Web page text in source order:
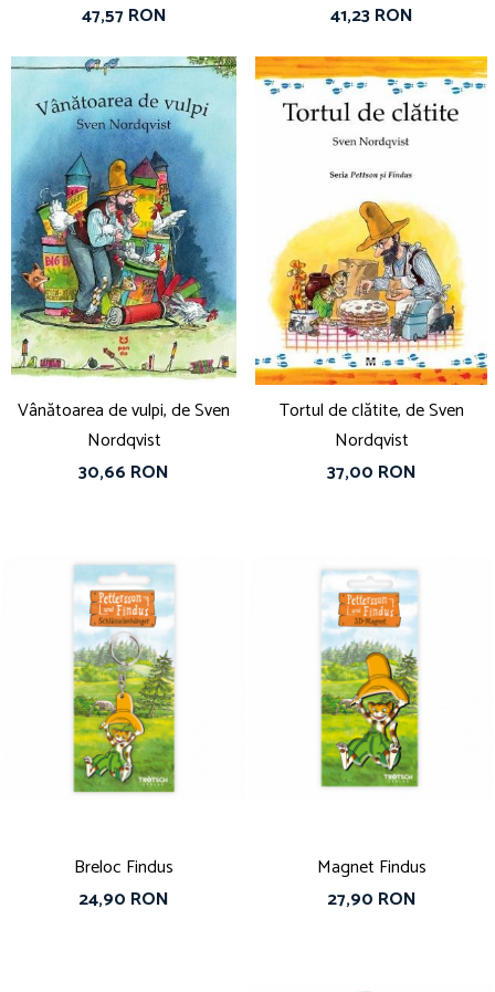
47,57 RON
41,23 RON
Vânătoarea de vulpi, de Sven
Nordqvist
30,66 RON
Tortul de clătite, de Sven
Nordqvist
37,00 RON
Breloc Findus
24,90 RON
Magnet Findus
27,90 RON